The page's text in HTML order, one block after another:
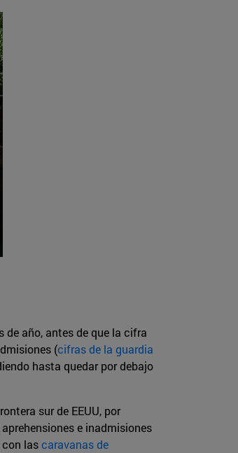
año, antes de que la cifra
(cifras de la guardia
hasta quedar por debajo
sur de EEUU, por
e inadmisiones
con lascaravanas de